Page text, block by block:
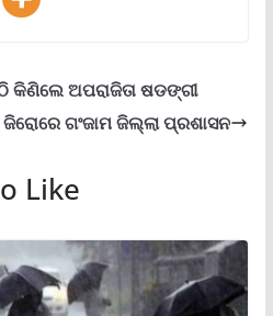
କିଣିଲେ ଅପରାଜିତା ଷଡଙ୍ଗୀ
ଗଂଜାମ ଜିଲ୍ଲା ପ୍ରଶାସନ
Like